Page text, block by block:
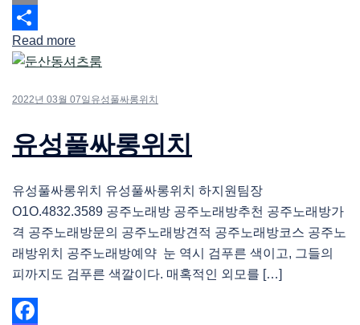
Email
Share
Read more
2022년 03월 07일 유성풀싸롱위치
유성풀싸롱위치
유성풀싸롱위치 유성풀싸롱위치 하지원팀장
O1O.4832.3589 공주노래방 공주노래방추천 공주노래방가
격 공주노래방문의 공주노래방견적 공주노래방코스 공주노
래방위치 공주노래방예약 눈 역시 검푸른 색이고, 그들의
피까지도 검푸른 색깔이다. 매혹적인 외모를 […]